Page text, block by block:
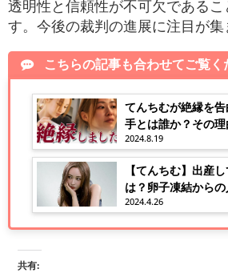
透明性と信頼性が不可欠であるこ
す。今後の裁判の進展に注目が集
こちらの記事も合わせてご覧く
てんちむが絶縁を
手とは誰か？その理
2024.8.19
【てんちむ】出産
は？卵子凍結から
れる理由！
2024.4.26
共有: